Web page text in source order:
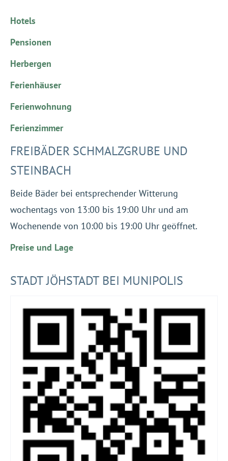
Hotels
Pensionen
Herbergen
Ferienhäuser
Ferienwohnung
Ferienzimmer
FREIBÄDER SCHMALZGRUBE UND
STEINBACH
Beide Bäder bei entsprechender Witterung
wochentags von 13:00 bis 19:00 Uhr und am
Wochenende von 10:00 bis 19:00 Uhr geöffnet.
Preise und Lage
STADT JÖHSTADT BEI MUNIPOLIS